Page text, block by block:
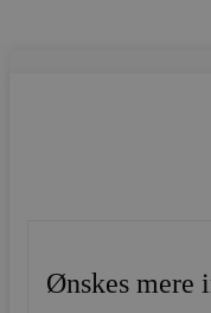
Ønskes mere